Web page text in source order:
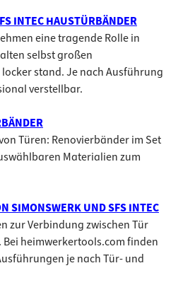
INTEC HAUSTÜRBÄNDER
eine tragende Rolle in
selbst großen
stand. Je nach Ausführung
verstellbar.
Türen: Renovierbänder im Set
Materialien zum
SIMONSWERK UND SFS INTEC
zur Verbindung zwischen Tür
heimwerkertools.com finden
je nach Tür- und